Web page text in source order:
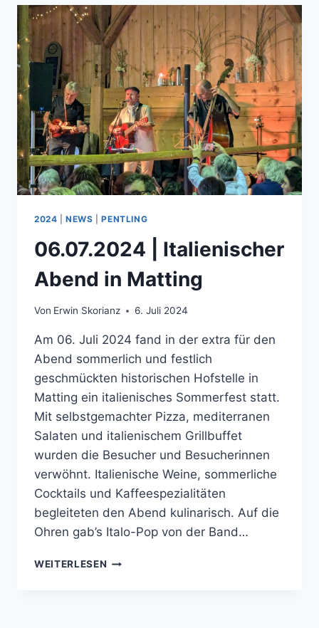
IN
CORCIANO
2024
2024 |NEWS |PENTLING
06.07.2024 | Italienischer
Abend in Matting
Von Erwin Skorianz 6. Juli 2024
Am 06. Juli 2024 fand in der extra für den
Abend sommerlich und festlich
geschmückten historischen Hofstelle in
Matting ein italienisches Sommerfest statt.
Mit selbstgemachter Pizza, mediterranen
Salaten und italienischem Grillbuffet
wurden die Besucher und Besucherinnen
verwöhnt. Italienische Weine, sommerliche
Cocktails und Kaffeespezialitäten
begleiteten den Abend kulinarisch. Auf die
Ohren gab’s Italo-Pop von der Band…
WEITERLESEN 06.07.2024